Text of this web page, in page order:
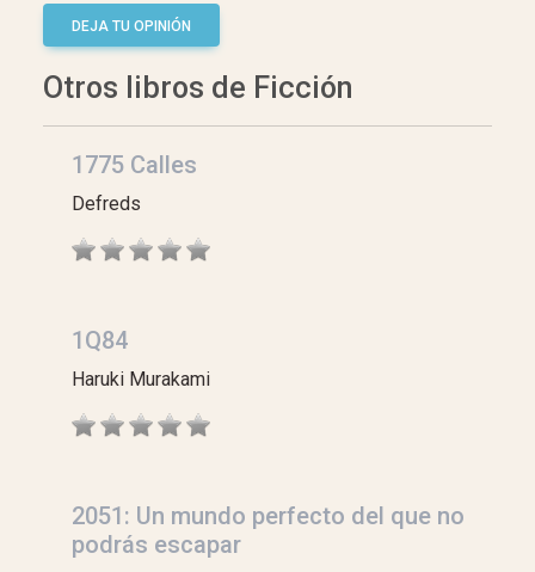
DEJA TU OPINIÓN
Otros libros de Ficción
1775 Calles
Defreds
1Q84
Haruki Murakami
2051: Un mundo perfecto del que no
podrás escapar